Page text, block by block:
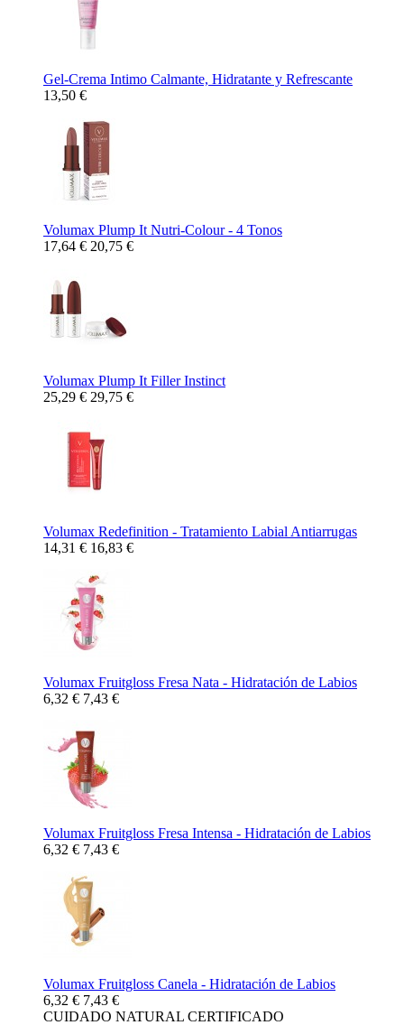
Gel-Crema Intimo Calmante, Hidratante y Refrescante
13,50 €
Volumax Plump It Nutri-Colour - 4 Tonos
17,64 € 20,75 €
Volumax Plump It Filler Instinct
25,29 € 29,75 €
Volumax Redefinition - Tratamiento Labial Antiarrugas
14,31 € 16,83 €
Volumax Fruitgloss Fresa Nata - Hidratación de Labios
6,32 € 7,43 €
Volumax Fruitgloss Fresa Intensa - Hidratación de Labios
6,32 € 7,43 €
Volumax Fruitgloss Canela - Hidratación de Labios
6,32 € 7,43 €
CUIDADO NATURAL CERTIFICADO